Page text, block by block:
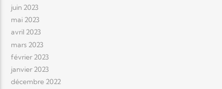
juin 2023
mai 2023
avril 2023
mars 2023
février 2023
janvier 2023
décembre 2022